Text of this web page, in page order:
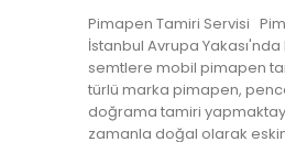
Pimapen Tamiri Servisi
İstanbul Avrupa
semtlere mobil pimapen
türlü marka pimapen,
doğrama tamiri
zamanla doğal olarak